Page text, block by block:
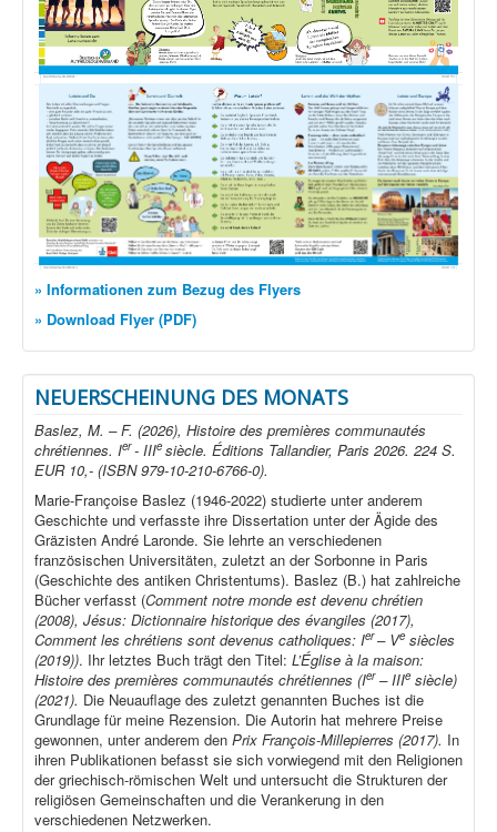
» Informationen zum Bezug des Flyers
» Download Flyer (PDF)
NEUERSCHEINUNG DES MONATS
Baslez, M. – F. (2026), Histoire des premières communautés
chrétiennes. Ier- IIIe siècle. Éditions Tallandier, Paris 2026. 224 S.
EUR 10,- (ISBN 979-10-210-6766-0).
Marie-Françoise Baslez (1946-2022) studierte unter anderem
Geschichte und verfasste ihre Dissertation unter der Ägide des
Gräzisten André Laronde. Sie lehrte an verschiedenen
französischen Universitäten, zuletzt an der Sorbonne in Paris
(Geschichte des antiken Christentums). Baslez (B.) hat zahlreiche
Bücher verfasst (Comment notre monde est devenu chrétien
(2008), Jésus: Dictionnaire historique des évangiles (2017),
Comment les chrétiens sont devenus catholiques: Ier– Ve siècles
(2019)). Ihr letztes Buch trägt den Titel: L’Église à la maison:
Histoire des premières communautés chrétiennes (Ier– IIIe siècle)
(2021). Die Neuauflage des zuletzt genannten Buches ist die
Grundlage für meine Rezension. Die Autorin hat mehrere Preise
gewonnen, unter anderem den Prix François-Millepierres (2017). In
ihren Publikationen befasst sie sich vorwiegend mit den Religionen
der griechisch-römischen Welt und untersucht die Strukturen der
religiösen Gemeinschaften und die Verankerung in den
verschiedenen Netzwerken.